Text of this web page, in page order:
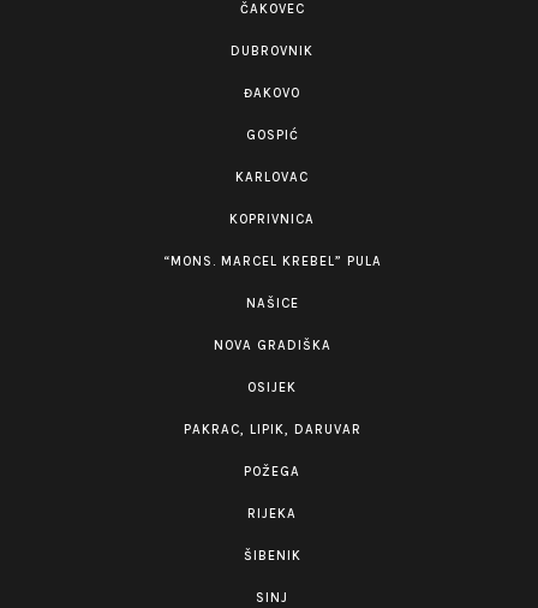
ČAKOVEC
DUBROVNIK
ĐAKOVO
GOSPIĆ
KARLOVAC
KOPRIVNICA
“MONS. MARCEL KREBEL” PULA
NAŠICE
NOVA GRADIŠKA
OSIJEK
PAKRAC, LIPIK, DARUVAR
POŽEGA
RIJEKA
ŠIBENIK
SINJ